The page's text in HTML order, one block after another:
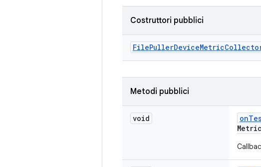
Costruttori pubblici
FilePullerDeviceMetric
Metodi pubblici
void on